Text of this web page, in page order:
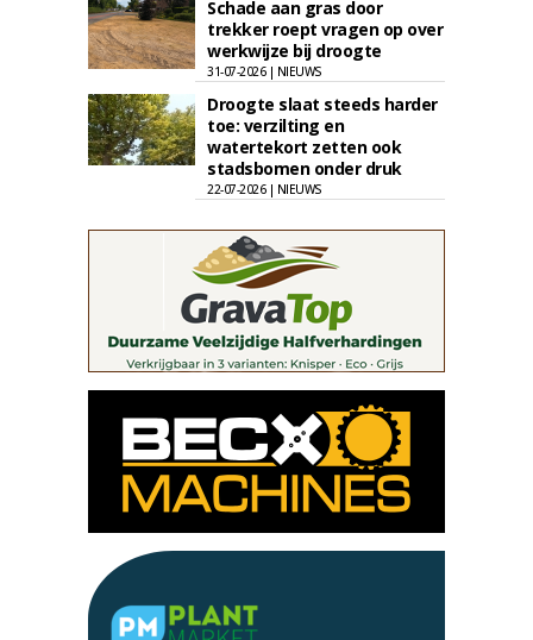
Schade aan gras door
trekker roept vragen op over
werkwijze bij droogte
31-07-2026 | NIEUWS
Droogte slaat steeds harder
toe: verzilting en
watertekort zetten ook
stadsbomen onder druk
22-07-2026 | NIEUWS